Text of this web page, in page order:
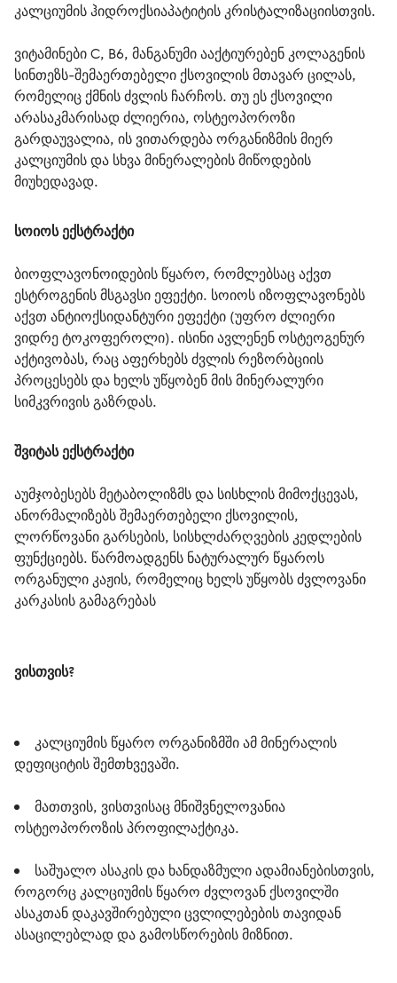
კალციუმის ჰიდროქსიაპატიტის კრისტალიზაციისთვის.
ვიტამინები C, B6, მანგანუმი ააქტიურებენ კოლაგენის
სინთეზს-შემაერთებელი ქსოვილის მთავარ ცილას,
რომელიც ქმნის ძვლის ჩარჩოს. თუ ეს ქსოვილი
არასაკმარისად ძლიერია, ოსტეოპოროზი
გარდაუვალია, ის ვითარდება ორგანიზმის მიერ
კალციუმის და სხვა მინერალების მიწოდების
მიუხედავად.
სოიოს ექსტრაქტი
ბიოფლავონოიდების წყარო, რომლებსაც აქვთ
ესტროგენის მსგავსი ეფექტი. სოიოს იზოფლავონებს
აქვთ ანტიოქსიდანტური ეფექტი (უფრო ძლიერი
ვიდრე ტოკოფეროლი). ისინი ავლენენ ოსტეოგენურ
აქტივობას, რაც აფერხებს ძვლის რეზორბციის
პროცესებს და ხელს უწყობენ მის მინერალური
სიმკვრივის გაზრდას.
შვიტას ექსტრაქტი
აუმჯობესებს მეტაბოლიზმს და სისხლის მიმოქცევას,
ანორმალიზებს შემაერთებელი ქსოვილის,
ლორწოვანი გარსების, სისხლძარღვების კედლების
ფუნქციებს. წარმოადგენს ნატურალურ წყაროს
ორგანული კაჟის, რომელიც ხელს უწყობს ძვლოვანი
კარკასის გამაგრებას
ვისთვის?
კალციუმის წყარო ორგანიზმში ამ მინერალის
დეფიციტის შემთხვევაში.
მათთვის, ვისთვისაც მნიშვნელოვანია
ოსტეოპოროზის პროფილაქტიკა.
საშუალო ასაკის და ხანდაზმული ადამიანებისთვის,
როგორც კალციუმის წყარო ძვლოვან ქსოვილში
ასაკთან დაკავშირებული ცვლილებების თავიდან
ასაცილებლად და გამოსწორების მიზნით.